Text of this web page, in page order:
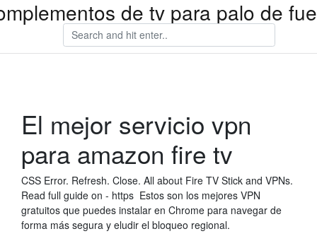
de tv para palo de
El mejor servicio vpn
para amazon fire tv
CSS Error. Refresh. Close. All about Fire TV Stick and VPNs.
Read full guide on - https Estos son los mejores VPN
gratuitos que puedes instalar en Chrome para navegar de
forma más segura y eludir el bloqueo regional.